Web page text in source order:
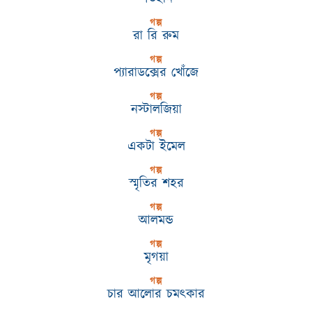
গল্প
রা রি রুম
গল্প
প্যারাডক্সের খোঁজে
গল্প
নস্টালজিয়া
গল্প
একটা ইমেল
গল্প
স্মৃতির শহর
গল্প
আলমন্ড
গল্প
মৃগয়া
গল্প
চার আলোর চমৎকার